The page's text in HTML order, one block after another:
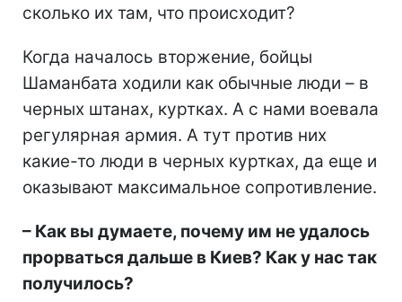
сколько их там, что происходит?
Когда началось вторжение, бойцы
Шаманбата ходили как обычные люди – в
черных штанах, куртках. А с нами воевала
регулярная армия. А тут против них
какие-то люди в черных куртках, да еще и
оказывают максимальное сопротивление.
– Как вы думаете, почему им не удалось
прорваться дальше в Киев? Как у нас так
получилось?